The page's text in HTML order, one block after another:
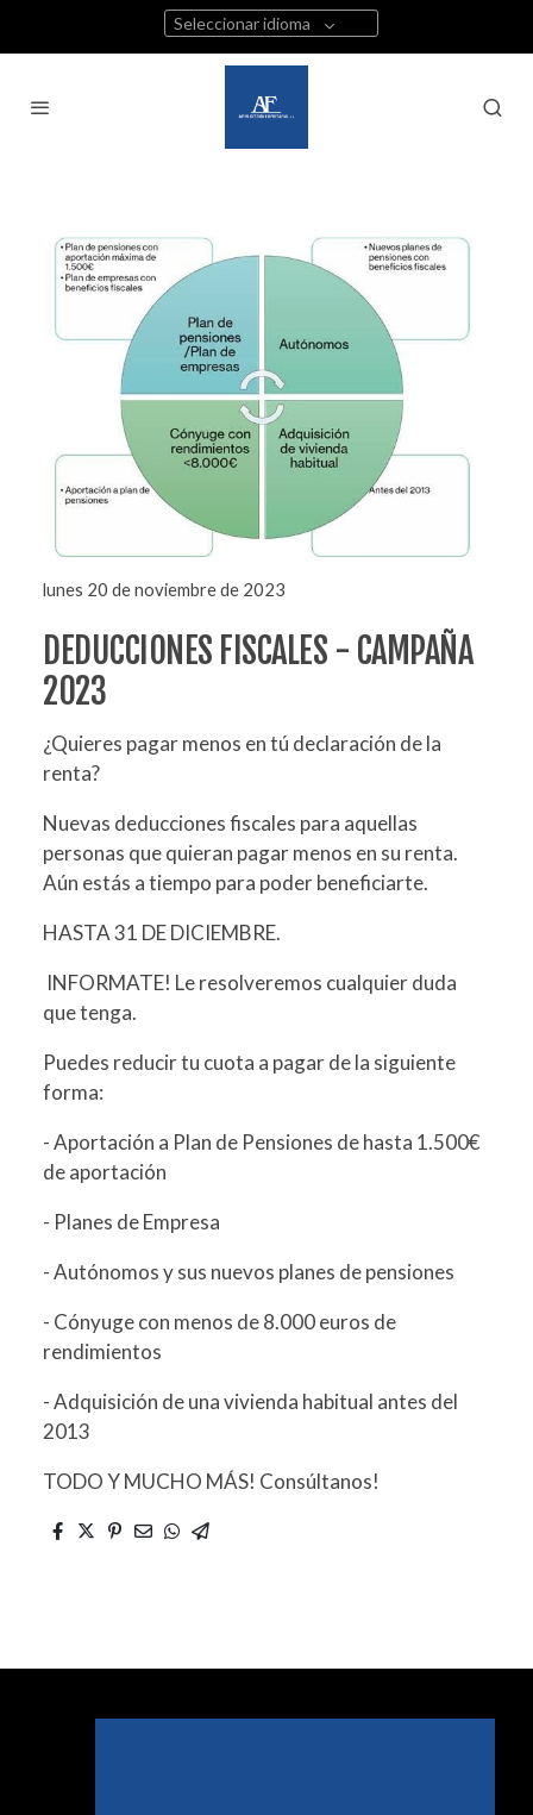
Seleccionar idioma
lunes 20 de noviembre de 2023
DEDUCCIONES FISCALES - CAMPAÑA
2023
¿Quieres pagar menos en tú declaración de la
renta?
Nuevas deducciones fiscales para aquellas
personas que quieran pagar menos en su renta.
Aún estás a tiempo para poder beneficiarte.
HASTA 31 DE DICIEMBRE.
INFORMATE! Le resolveremos cualquier duda
que tenga.
Puedes reducir tu cuota a pagar de la siguiente
forma:
- Aportación a Plan de Pensiones de hasta 1.500€
de aportación
- Planes de Empresa
- Autónomos y sus nuevos planes de pensiones
- Cónyuge con menos de 8.000 euros de
rendimientos
- Adquisición de una vivienda habitual antes del
2013
TODO Y MUCHO MÁS! Consúltanos!